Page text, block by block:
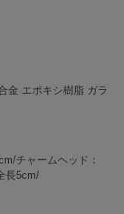
金 エポキシ樹脂 ガラ
チャームヘッド：
長5cm/